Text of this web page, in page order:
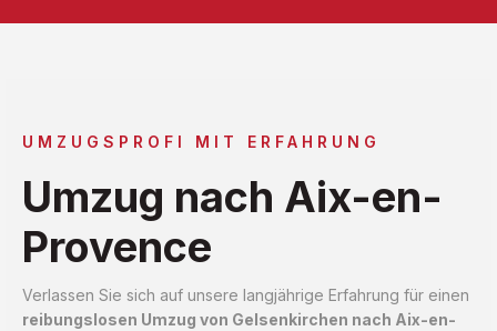
UMZUGSPROFI MIT ERFAHRUNG
Umzug nach Aix-en-
Provence
Verlassen Sie sich auf unsere langjährige Erfahrung für einen
reibungslosen Umzug von Gelsenkirchen nach Aix-en-